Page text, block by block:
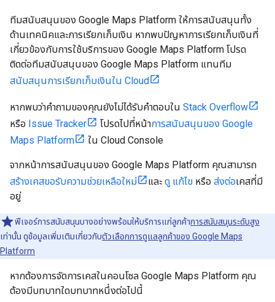
ทีมสนับสนุนของ Google Maps Platform ให้การสนับสนุนทั้ง
ด้านเทคนิคและการเรียกเก็บเงิน หากพบปัญหาการเรียกเก็บเงินที่
เกี่ยวข้องกับการใช้บริการของ Google Maps Platform โปรด
ติดต่อทีมสนับสนุนของ Google Maps Platform แทนทีม
สนับสนุนการเรียกเก็บเงินใน Cloud
หากพบว่าคำถามของคุณยังไม่ได้รับคำตอบใน Stack Overflow
หรือ Issue Tracker โปรดไปที่หน้าการสนับสนุนของ Google
Maps Platform
ใน Cloud Console
จากหน้าการสนับสนุนของ Google Maps Platform คุณสามารถ
สร้างเคสขอรับความช่วยเหลือใหม่
และดู แก้ไข หรือ ส่งต่อเคสที่มี
อยู่
ฟีเจอร์การสนับสนุนบางอย่างพร้อมให้บริการแก่ลูกค้าการสนับสนุนระดับสูง
เท่านั้น ดูข้อมูลเพิ่มเติมเกี่ยวกับตัวเลือกการดูแลลูกค้าของ Google Maps
Platform
หากต้องการจัดการเคสในคอนโซล Google Maps Platform คุณ
ต้องมีบทบาทใดบทบาทหนึ่งต่อไปนี้